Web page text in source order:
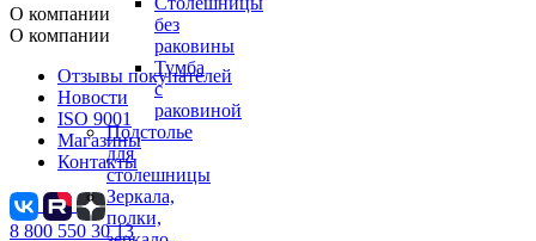
без
раковины
Тумба
с
раковиной
Подстолье
для
столешницы
Зеркала,
полки,
О компании
О компании
Отзывы покупателей
Новости
ISO 9001
Магазины
Контакты
8 800 550 30 13